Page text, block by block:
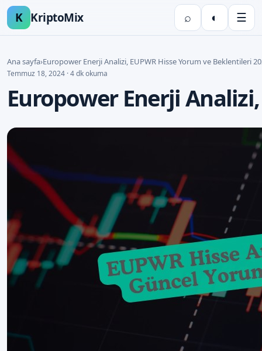
K KriptoMix ⌕ ◐ ☰
Ana sayfa›Europower Enerji Analizi, EUPWR Hisse Yorum ve Beklentileri
Temmuz 18, 2024 · 4 dk okuma
Europower Enerji